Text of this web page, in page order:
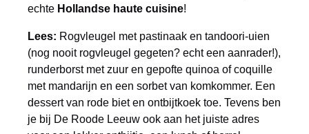
echte Hollandse haute cuisine!
Lees: Rogvleugel met pastinaak en tandoori-uien
(nog nooit rogvleugel gegeten? echt een aanrader!),
runderborst met zuur en gepofte quinoa of coquille
met mandarijn en een sorbet van komkommer. Een
dessert van rode biet en ontbijtkoek toe. Tevens ben
je bij De Roode Leeuw ook aan het juiste adres